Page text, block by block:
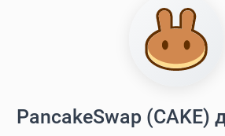
PancakeSwap (CAKE)